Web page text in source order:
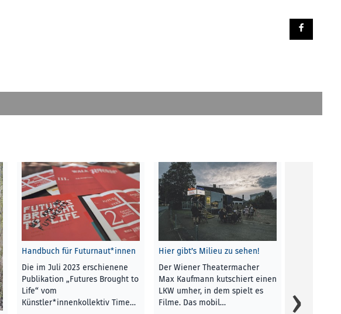
Handbuch für Futurnaut*innen
Die im Juli 2023 erschienene
Publikation „Futures Brought to
Life“ vom
Künstler*innenkollektiv Time…
Hier gibt’s Milieu zu sehen!
Der Wiener Theatermacher
Max Kaufmann kutschiert einen
LKW umher, in dem spielt es
Filme. Das mobil…
das im Ort